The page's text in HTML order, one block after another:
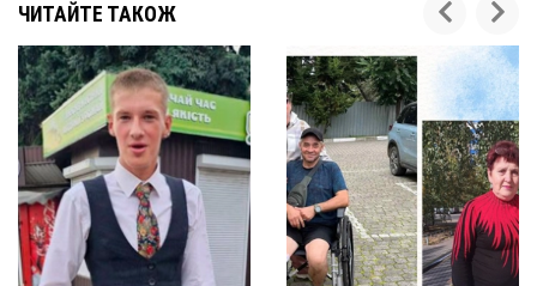
ЧИТАЙТЕ ТАКОЖ